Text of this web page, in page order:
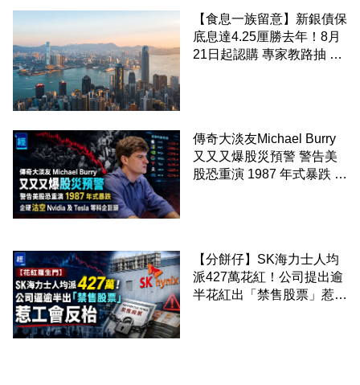
【食息一族留意】新銀債保
底息達4.25厘勝去年！8月
21日起認購 專家教路抽 20
傳奇大淡友Michael Burry
又又又爆股災預警 警告美
股恐重演 1987 年式暴跌 企
【分餅仔】SK海力士人均
派427萬花紅！公司提出逾
半花紅出「禁售股票」惹工